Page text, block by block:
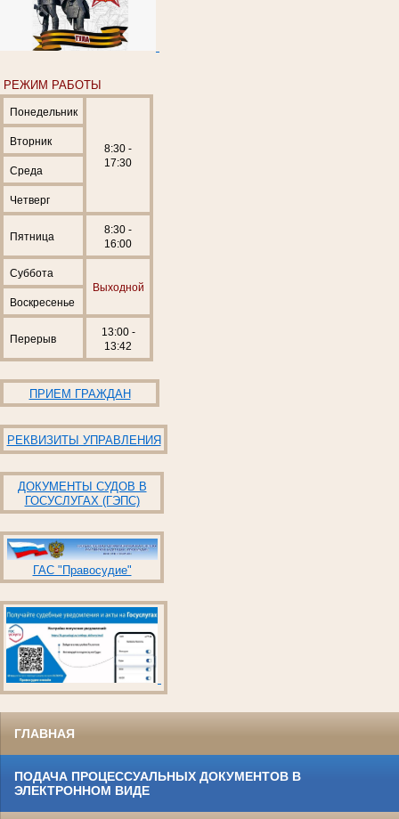
РЕЖИМ РАБОТЫ
Понедельник
8:30 -
17:30
Вторник
Среда
Четверг
Пятница
8:30 -
16:00
Суббота
Выходной
Воскресенье
Перерыв
13:00 -
13:42
ПРИЕМ ГРАЖДАН
РЕКВИЗИТЫ УПРАВЛЕНИЯ
ДОКУМЕНТЫ СУДОВ В
ГОСУСЛУГАХ (ГЭПС)
ГАС "Правосудие"
ГЛАВНАЯ
ПОДАЧА ПРОЦЕССУАЛЬНЫХ ДОКУМЕНТОВ В
ЭЛЕКТРОННОМ ВИДЕ